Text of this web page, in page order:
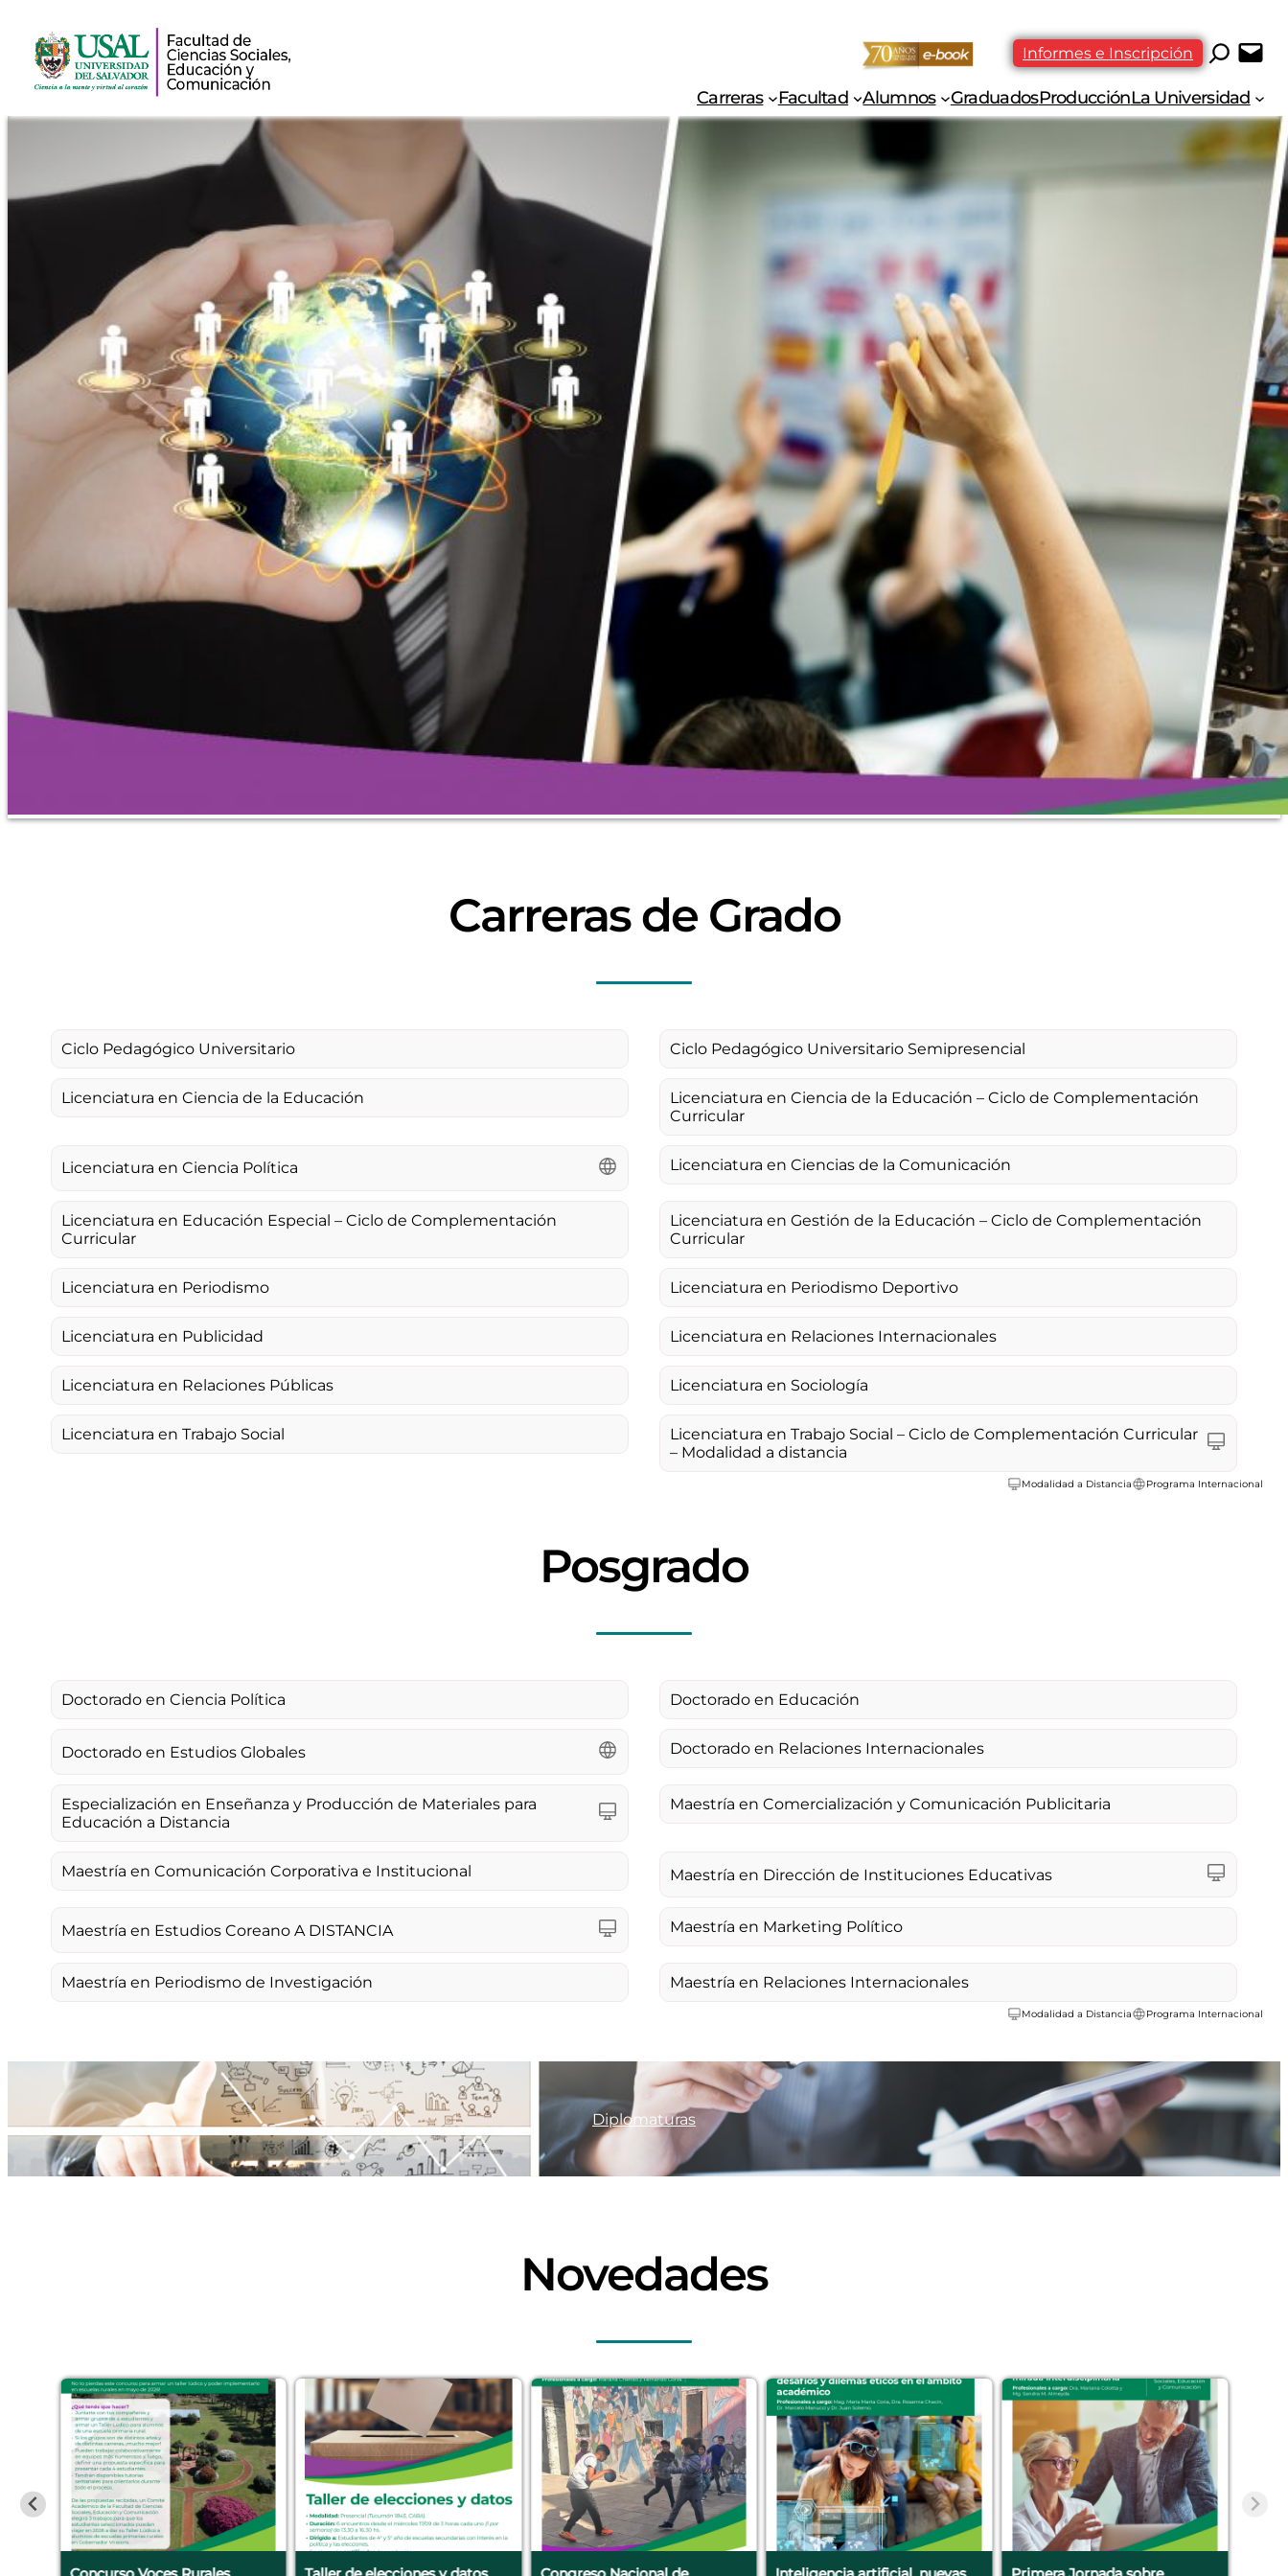
Informes e Inscripción
Carreras Facultad Alumnos GraduadosProducciónLa Universidad
Carreras de Grado
Ciclo Pedagógico Universitario Ciclo Pedagógico Universitario Semipresencial
Licenciatura en Ciencia de la Educación
Licenciatura en Ciencia de la Educación – Ciclo de Complementación
Curricular
Licenciatura en Ciencia Política Licenciatura en Ciencias de la Comunicación
Licenciatura en Educación Especial – Ciclo de Complementación
Curricular
Licenciatura en Gestión de la Educación – Ciclo de Complementación
Curricular
Licenciatura en Periodismo Licenciatura en Periodismo Deportivo
Licenciatura en Publicidad Licenciatura en Relaciones Internacionales
Licenciatura en Relaciones Públicas Licenciatura en Sociología
Licenciatura en Trabajo Social
Licenciatura en Trabajo Social – Ciclo de Complementación Curricular
– Modalidad a distancia
Modalidad a Distancia Programa Internacional
Posgrado
Doctorado en Ciencia Política Doctorado en Educación
Doctorado en Estudios Globales Doctorado en Relaciones Internacionales
Especialización en Enseñanza y Producción de Materiales para
Educación a Distancia
Maestría en Comercialización y Comunicación Publicitaria
Maestría en Comunicación Corporativa e Institucional Maestría en Dirección de Instituciones Educativas
Maestría en Estudios Coreano A DISTANCIA Maestría en Marketing Político
Maestría en Periodismo de Investigación Maestría en Relaciones Internacionales
Modalidad a Distancia Programa Internacional
Diplomaturas
Novedades